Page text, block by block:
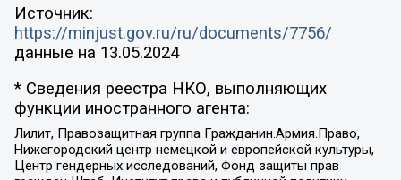
Источник:
https://minjust.gov.ru/ru/documents/7756/
данные на 13.05.2024
* Сведения реестра НКО, выполняющих
функции иностранного агента:
Лилит, Правозащитная группа Гражданин.Армия.Право,
Нижегородский центр немецкой и европейской культуры,
Центр гендерных исследований, Фонд защиты прав